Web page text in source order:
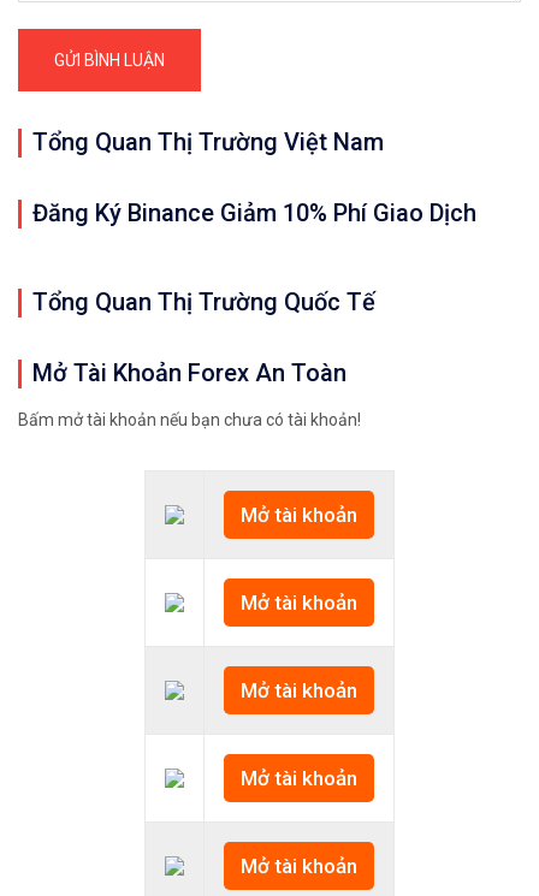
Tổng Quan Thị Trường Việt Nam
Đăng Ký Binance Giảm 10% Phí Giao Dịch
Tổng Quan Thị Trường Quốc Tế
Mở Tài Khoản Forex An Toàn
Bấm mở tài khoản nếu bạn chưa có tài khoản!
Mở tài khoản
Mở tài khoản
Mở tài khoản
Mở tài khoản
Mở tài khoản